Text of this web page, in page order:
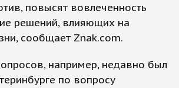
повысят вовлеченность
решений, влияющих на
сообщает Znak.com.
например, недавно был
по вопросу